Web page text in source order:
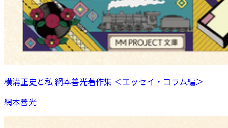
横溝正史と私 網本善光著作集 ＜エッセイ・コラム編＞
網本善光